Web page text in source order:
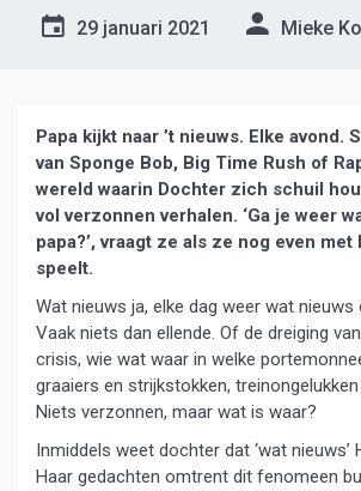
29 januari 2021 Mieke
Papa kijkt naar ’t nieuws. Elke avond.
van Sponge Bob, Big Time Rush of
wereld waarin Dochter zich schuil
vol verzonnen verhalen. ‘Ga je weer
papa?’, vraagt ze als ze nog even
speelt.
Wat nieuws ja, elke dag weer wat nieuws
Vaak niets dan ellende. Of de dreiging
crisis, wie wat waar in welke
graaiers en strijkstokken,
Niets verzonnen, maar wat is waar?
Inmiddels weet dochter dat ‘wat nieuws’
Haar gedachten omtrent dit fenomeen